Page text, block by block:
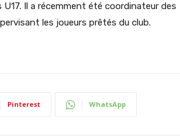
Il a récemment été coordinateur des
les joueurs prêtés du club.
Pinterest WhatsApp